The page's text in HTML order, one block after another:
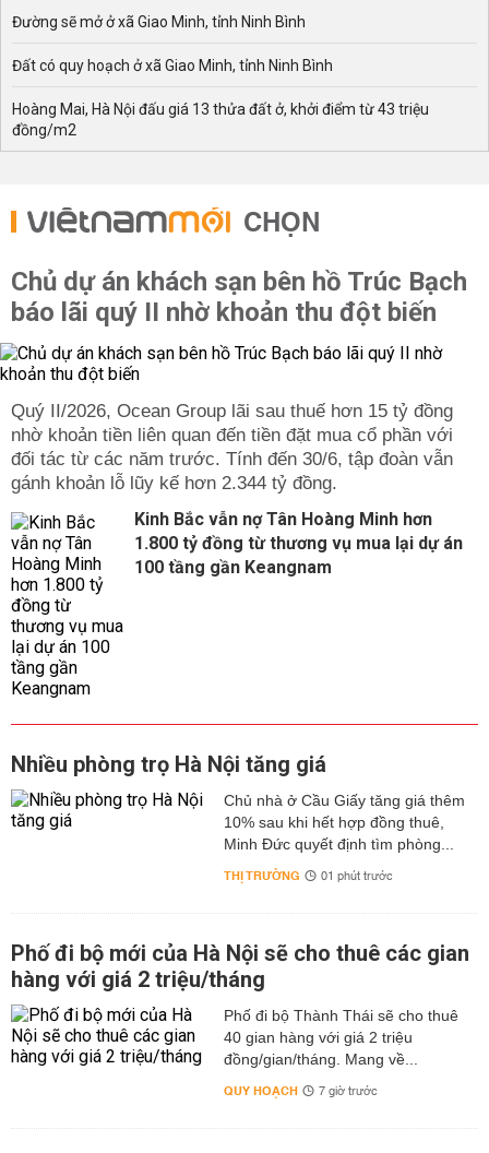
Đường sẽ mở ở xã Giao Minh, tỉnh Ninh Bình
Đất có quy hoạch ở xã Giao Minh, tỉnh Ninh Bình
Hoàng Mai, Hà Nội đấu giá 13 thửa đất ở, khởi điểm từ 43 triệu
đồng/m2
CHỌN
Chủ dự án khách sạn bên hồ Trúc Bạch
báo lãi quý II nhờ khoản thu đột biến
Quý II/2026, Ocean Group lãi sau thuế hơn 15 tỷ đồng
nhờ khoản tiền liên quan đến tiền đặt mua cổ phần với
đối tác từ các năm trước. Tính đến 30/6, tập đoàn vẫn
gánh khoản lỗ lũy kế hơn 2.344 tỷ đồng.
Kinh Bắc vẫn nợ Tân Hoàng Minh hơn
1.800 tỷ đồng từ thương vụ mua lại dự án
100 tầng gần Keangnam
Nhiều phòng trọ Hà Nội tăng giá
Chủ nhà ở Cầu Giấy tăng giá thêm
10% sau khi hết hợp đồng thuê,
Minh Đức quyết định tìm phòng...
THỊ TRƯỜNG 01 phút trước
Phố đi bộ mới của Hà Nội sẽ cho thuê các gian
hàng với giá 2 triệu/tháng
Phố đi bộ Thành Thái sẽ cho thuê
40 gian hàng với giá 2 triệu
đồng/gian/tháng. Mang về...
QUY HOẠCH 7 giờ trước